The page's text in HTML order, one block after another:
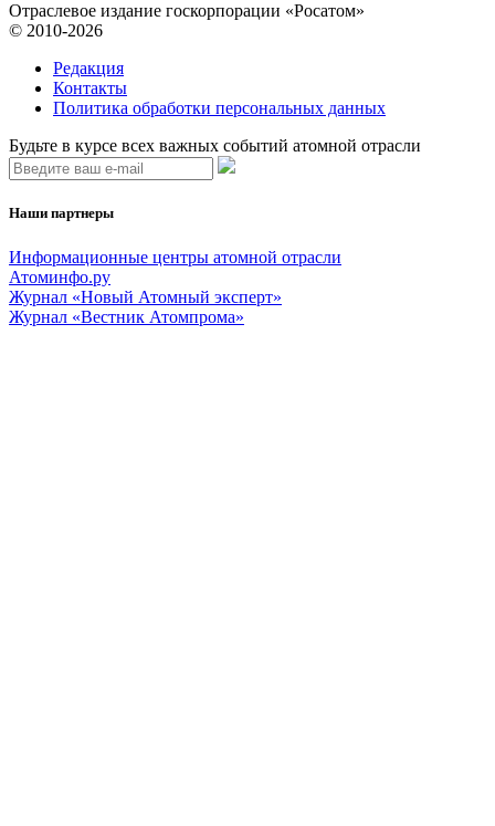
Отраслевое издание госкорпорации «Росатом»
© 2010-2026
Редакция
Контакты
Политика обработки персональных данных
Будьте в курсе всех важных событий атомной отрасли
Наши партнеры
Информационные центры атомной отрасли
Атоминфо.ру
Журнал «Новый Атомный эксперт»
Журнал «Вестник Атомпрома»